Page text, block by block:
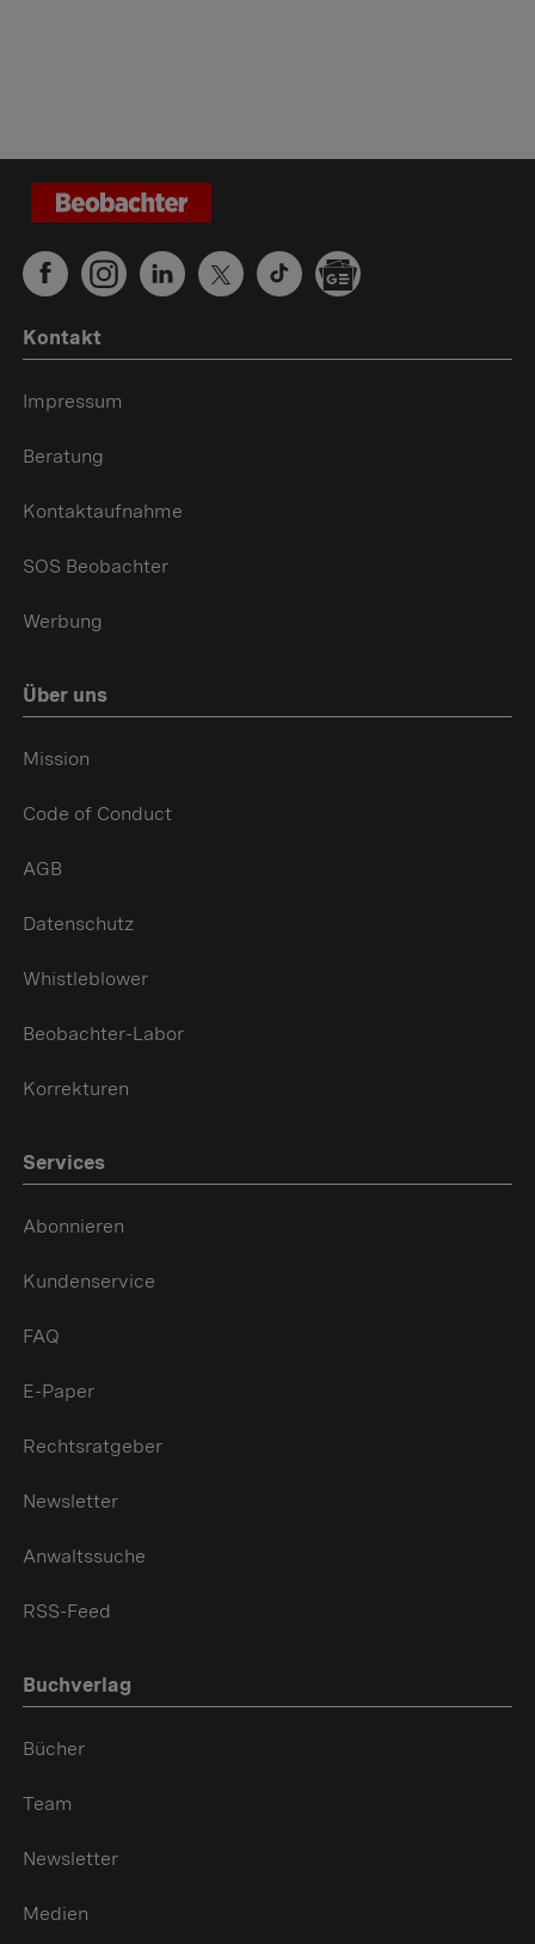
Kontakt
Impressum
Beratung
Kontaktaufnahme
SOS Beobachter
Werbung
Über uns
Mission
Code of Conduct
AGB
Datenschutz
Whistleblower
Beobachter-Labor
Korrekturen
Services
Abonnieren
Kundenservice
FAQ
E-Paper
Rechtsratgeber
Newsletter
Anwaltssuche
RSS-Feed
Buchverlag
Bücher
Team
Newsletter
Medien